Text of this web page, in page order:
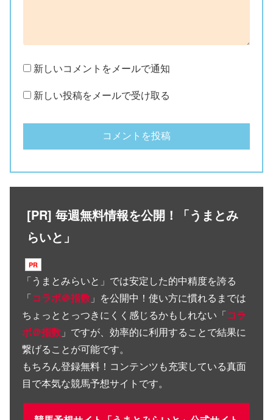
新しいコメントをメールで通知
新しい投稿をメールで受け取る
[PR] 毎週無料情報を公開！「うまとみ
らいと」
「うまとみらいと 」では安定した的中精度を誇る
「コラボ＠指数 」を公開中！使い方に慣れるまでは
ちょっととっつきにくく感じるかもしれない「コラ
ボ＠指数 」ですが、効率的に利用することで結果に
繋げることが可能です。
もちろん登録無料！コンテンツも充実している真面
目で本気な競馬予想サイトです。